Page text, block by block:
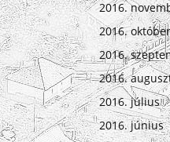
2016.
2016. október
2016.
2016.
2016. július
2016. június